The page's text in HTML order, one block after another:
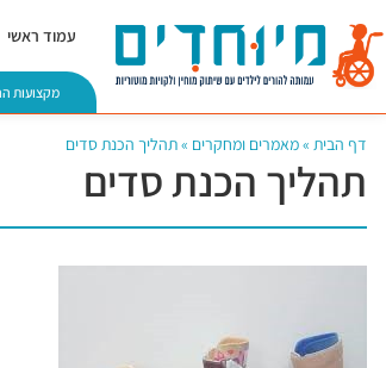
עמוד ראשי
מקצועות
דף הבית »מאמרים ומחקרים »תהליך הכנת סדים
תהליך הכנת סדים